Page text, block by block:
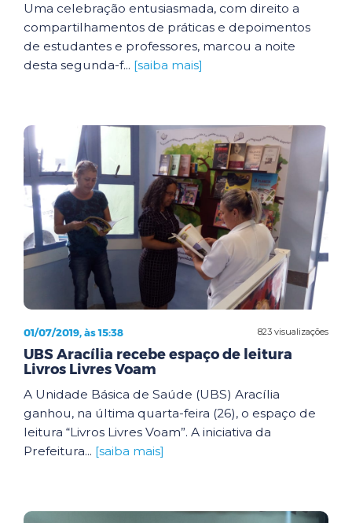
Uma celebração entusiasmada, com direito a
compartilhamentos de práticas e depoimentos
de estudantes e professores, marcou a noite
desta segunda-f... [saiba mais]
823 visualizações
01/07/2019, às 15:38
UBS Aracília recebe espaço de leitura
Livros Livres Voam
A Unidade Básica de Saúde (UBS) Aracília
ganhou, na última quarta-feira (26), o espaço de
leitura “Livros Livres Voam”. A iniciativa da
Prefeitura... [saiba mais]